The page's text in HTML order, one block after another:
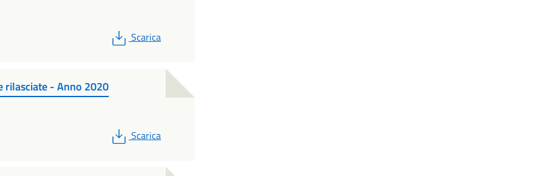
PDF
Scarica
rilasciate - Anno 2020
PDF
Scarica